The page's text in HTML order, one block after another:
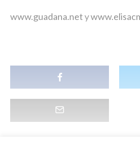
www.guadana.nety